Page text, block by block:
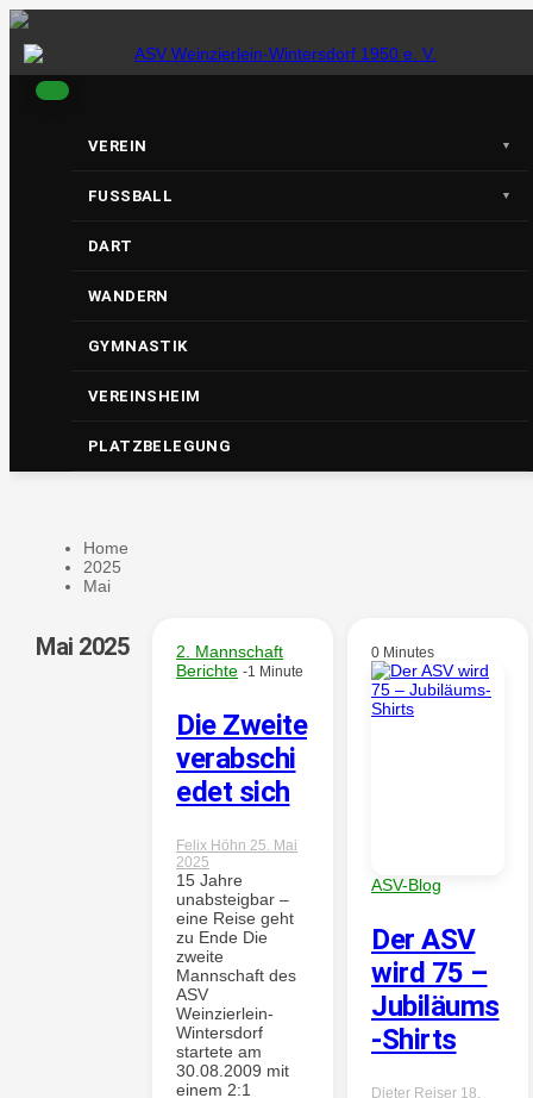
S
p
ASV
Weinzierl
ein-
Wintersd
orf 1950
e. V.
VEREIN
FUSSBALL
DART
WANDERN
GYMNASTIK
VEREINSHEIM
PLATZBELEGUNG
Home
2025
Mai
Mai 2025
2. Mannschaft
Berichte -1 Minute
Die Zweite
verabschi
edet sich
Felix Höhn 25. Mai
2025
15 Jahre
unabsteigbar –
eine Reise geht
zu Ende Die
zweite
Mannschaft des
ASV
Weinzierlein-
Wintersdorf
startete am
30.08.2009 mit
einem 2:1
0 Minutes
ASV-Blog
Der ASV
wird 75 –
Jubiläums
-Shirts
Dieter Reiser 18.